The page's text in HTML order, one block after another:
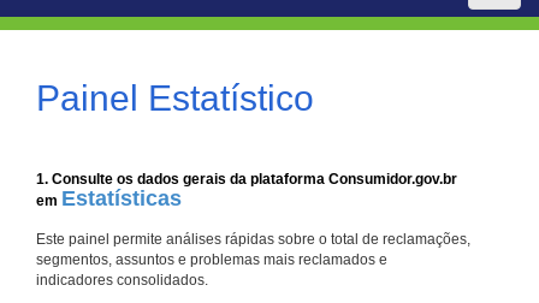
Painel Estatístico
1. Consulte os dados gerais da plataforma Consumidor.gov.br
em Estatísticas
Este painel permite análises rápidas sobre o total de reclamações,
segmentos, assuntos e problemas mais reclamados e
indicadores consolidados.